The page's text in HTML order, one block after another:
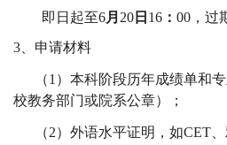
即日起至6月 20 日 16 ： 00 ，过
3 、申请材料
（1 ）本科阶段历年成绩单和
校教务部门或院系公章）；
（2）外语水平证明，如CET